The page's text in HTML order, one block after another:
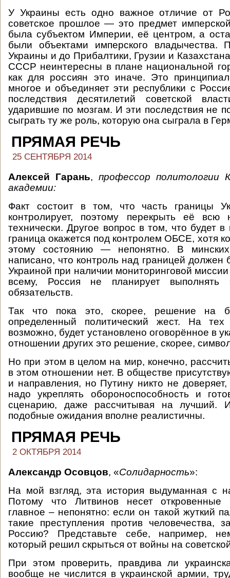
У Украины есть одно важное отличие от
советское прошлое — это предмет
была субъектом Империи, её центром, а
были объектами имперского владычества.
Украины и до Прибалтики, Грузии и
СССР неинтересны в плане национальной
как для россиян это иначе. Это
многое и объединяет эти республики с
последствия десятилетий советской
ударившие по мозгам. И эти последствия не
сыграть ту же роль, которую она сыграла в
ПРЯМАЯ РЕЧЬ
25 СЕНТЯБРЯ 2014
Алексей Гарань, профессор политологии
академии:
Факт состоит в том, что часть границы
контролирует, поэтому перекрыть её всю
технически. Другое вопрос в том, что будет в
граница окажется под контролем ОБСЕ, хотя
этому состоянию — непонятно. В минских
написано, что контроль над границей должен
Украиной при наличии мониторинговой
всему, Россия не планирует выполнять
обязательств.
Так что пока это, скорее, решение на
определенный политический жест. На тех
возможно, будет установлено оговорённое в
отношении других это решение, скорее,
Но при этом в целом на мир, конечно,
в этом отношении нет. В обществе
и направления, но Путину никто не доверяет,
надо укреплять обороноспособность и
сценарию, даже рассчитывая на лучший.
подобные ожидания вполне реалистичны.
ПРЯМАЯ РЕЧЬ
2 ОКТЯБРЯ 2014
Александр Осовцов, «Солидарность»:
На мой взгляд, эта история выдуманная с
Потому что Литвинов несет
главное – непонятно: если он такой жуткий
такие преступления против человечества,
Россию? Представьте себе, например,
который решил скрыться от войны на
При этом проверить, правдива ли
вообще не числится в украинской армии,